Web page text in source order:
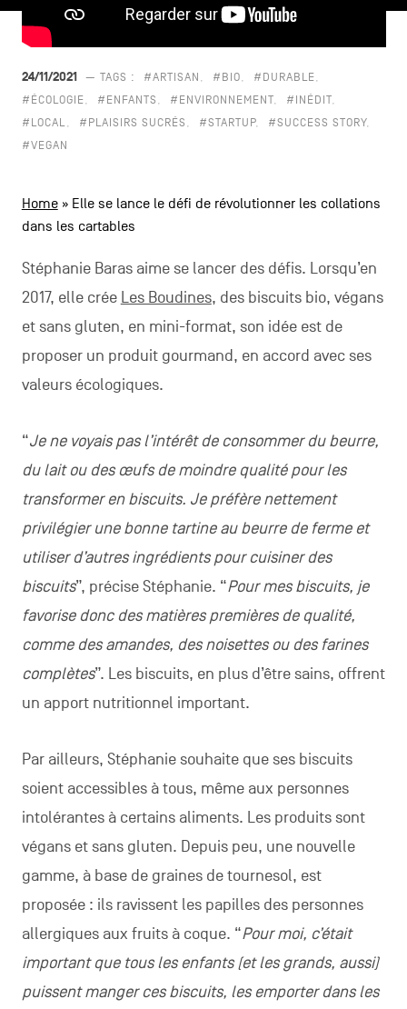
MENTIONS LÉGALES
COOKIES POLICY
POLITIQUE VIE PRIVÉE
FR NL EN
24/11/2021 — TAGS : #ARTISAN #BIO
#DURABLE
#ÉCOLOGIE
#ENFANTS #ENVIRONNEMENT
#INÉDIT
#LOCAL
#PLAISIRS SUCRÉS #STARTUP
#SUCCESS STORY
#VEGAN
Home» Elle se lance le défi de révolutionner les collations
dans les cartables
Stéphanie Baras aime se lancer des défis. Lorsqu’en
2017, elle crée Les Boudines, des biscuits bio, végans
et sans gluten, en mini-format, son idée est de
proposer un produit gourmand, en accord avec ses
valeurs écologiques.
“Je ne voyais pas l’intérêt de consommer du beurre,
du lait ou des œufs de moindre qualité pour les
transformer en biscuits. Je préfère nettement
privilégier une bonne tartine au beurre de ferme et
utiliser d’autres ingrédients pour cuisiner des
biscuits”, précise Stéphanie. “Pour mes biscuits, je
favorise donc des matières premières de qualité,
comme des amandes, des noisettes ou des farines
complètes”. Les biscuits, en plus d’être sains, offrent
un apport nutritionnel important.
Par ailleurs, Stéphanie souhaite que ses biscuits
soient accessibles à tous, même aux personnes
intolérantes à certains aliments. Les produits sont
végans et sans gluten. Depuis peu, une nouvelle
gamme, à base de graines de tournesol, est
proposée : ils ravissent les papilles des personnes
allergiques aux fruits à coque. “Pour moi, c’était
important que tous les enfants (et les grands, aussi)
puissent manger ces biscuits, les emporter dans les